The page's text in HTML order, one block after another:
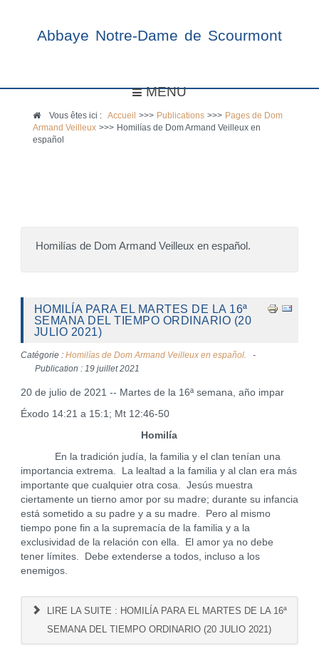
Abbaye Notre-Dame de Scourmont
MENU
Vous êtes ici :Accueil >>> Publications >>> Pages de Dom
Armand Veilleux >>> Homilías de Dom Armand Veilleux en
español
Homilías de Dom Armand Veilleux en español.
HOMILÍA PARA EL MARTES DE LA 16ª
SEMANA DEL TIEMPO ORDINARIO (20
JULIO 2021)
Catégorie : Homilías de Dom Armand Veilleux en español.
Publication : 19 juillet 2021
20 de julio de 2021 -- Martes de la 16ª semana, año impar
Éxodo 14:21 a 15:1; Mt 12:46-50
Homilía
En la tradición judía, la familia y el clan tenían una
importancia extrema. La lealtad a la familia y al clan era más
importante que cualquier otra cosa. Jesús muestra
ciertamente un tierno amor por su madre; durante su infancia
está sometido a su padre y a su madre. Pero al mismo
tiempo pone fin a la supremacía de la familia y a la
exclusividad de la relación con ella. El amor ya no debe
tener límites. Debe extenderse a todos, incluso a los
enemigos.
LIRE LA SUITE : HOMILÍA PARA EL MARTES DE LA 16ª
SEMANA DEL TIEMPO ORDINARIO (20 JULIO 2021)